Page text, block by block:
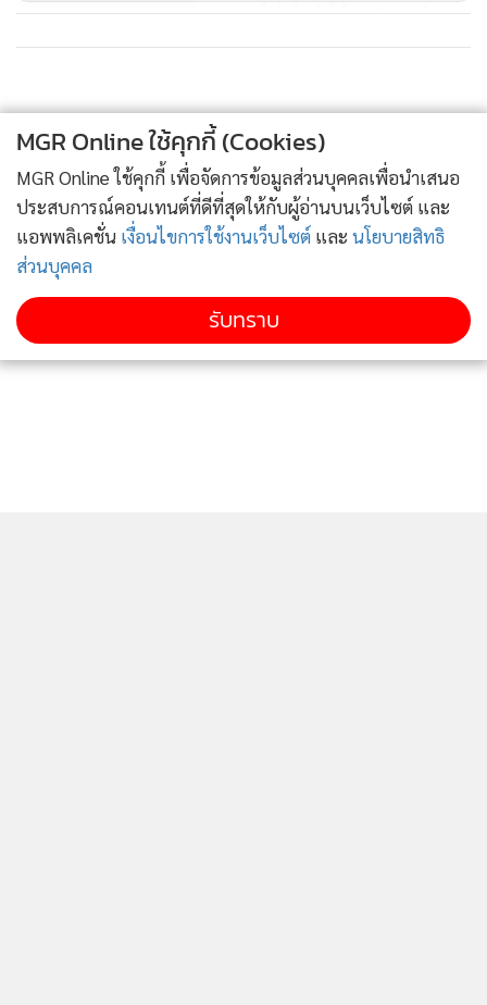
ผบช.น.ไม่เชื่อคำให้การ"สุพจน์"ถูก
ปล้นแค่ 5 ล.
MGR Online ใช้คุกกี้ (Cookies)
MGR Online ใช้คุกกี้ เพื่อจัดการข้อมูลส่วนบุคคลเพื่อนำเสนอ
ประสบการณ์คอนเทนต์ที่ดีที่สุดให้กับผู้อ่านบนเว็บไซต์ และ
แอพพลิเคชั่น เงื่อนไขการใช้งานเว็บไซต์ และ นโยบายสิทธิ
ส่วนบุคคล
รับทราบ